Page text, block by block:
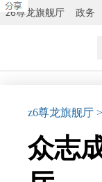
z6尊龙旗舰厅 政务
z6尊龙旗舰厅
众志